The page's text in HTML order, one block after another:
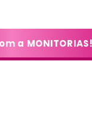
a MONITORIAS!